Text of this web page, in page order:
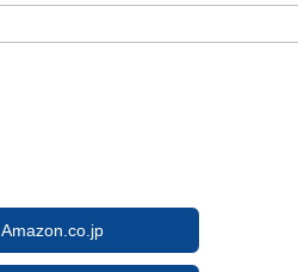
Amazon.co.jp